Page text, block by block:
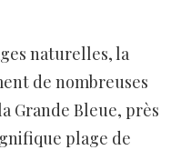
naturelles, la
de nombreuses
Grande Bleue, près
plage de